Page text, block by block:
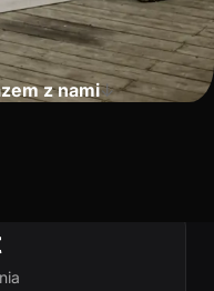
z nami↓